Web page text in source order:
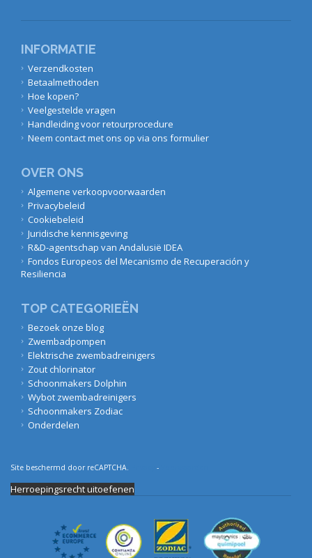
INFORMATIE
Verzendkosten
Betaalmethoden
Hoe kopen?
Veelgestelde vragen
Handleiding voor retourprocedure
Neem contact met ons op via ons formulier
OVER ONS
Algemene verkoopvoorwaarden
Privacybeleid
Cookiebeleid
Juridische kennisgeving
R&D-agentschap van Andalusië IDEA
Fondos Europeos del Mecanismo de Recuperación y
Resiliencia
TOP CATEGORIEËN
Bezoek onze blog
Zwembadpompen
Elektrische zwembadreinigers
Zout chlorinator
Schoonmakers Dolphin
Wybot zwembadreinigers
Schoonmakers Zodiac
Onderdelen
Site beschermd door reCAPTCHA. -
Herroepingsrecht uitoefenen